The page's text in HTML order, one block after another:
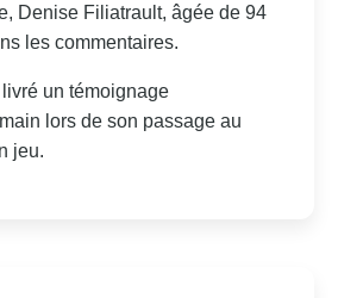
Denise Filiatrault, âgée de 94
les commentaires.
un témoignage
lors de son passage au
jeu.